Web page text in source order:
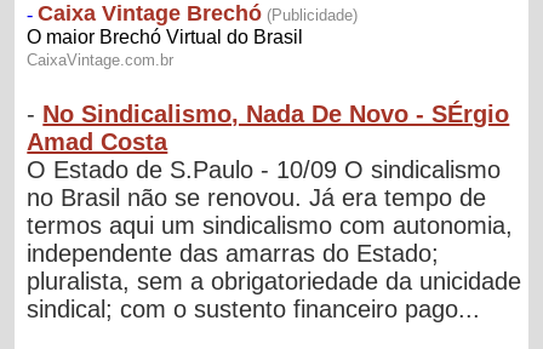
- No Sindicalismo, Nada De Novo - SÉrgio
Amad Costa
O Estado de S.Paulo - 10/09 O sindicalismo
no Brasil não se renovou. Já era tempo de
termos aqui um sindicalismo com autonomia,
independente das amarras do Estado;
pluralista, sem a obrigatoriedade da unicidade
sindical; com o sustento financeiro pago...